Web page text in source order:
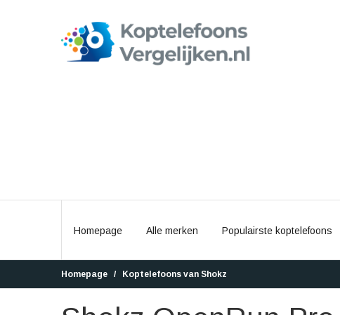
Homepage Alle merken Populairste koptelefoons
Homepage Koptelefoons van Shokz